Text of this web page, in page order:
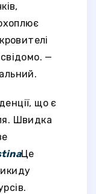
—
що є
Швидка
Це